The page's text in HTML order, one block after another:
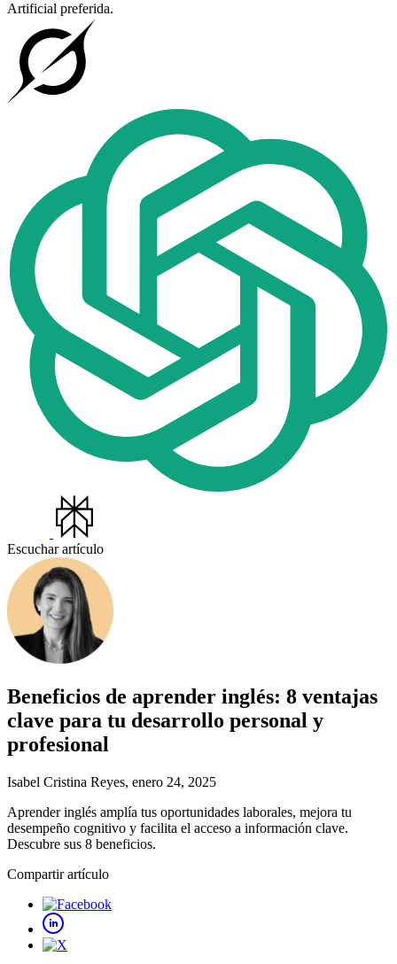
Artificial preferida.
Escuchar artículo
Beneficios de aprender inglés: 8 ventajas
clave para tu desarrollo personal y
profesional
Isabel Cristina Reyes, enero 24, 2025
Aprender inglés amplía tus oportunidades laborales, mejora tu
desempeño cognitivo y facilita el acceso a información clave.
Descubre sus 8 beneficios.
Compartir artículo